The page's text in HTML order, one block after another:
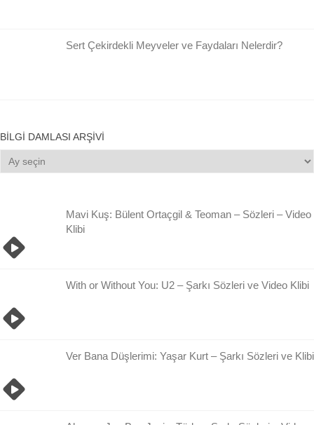
Sert Çekirdekli Meyveler ve Faydaları Nelerdir?
BILGI DAMLASI ARŞIVI
Bilgi
Damlası
Mavi Kuş: Bülent Ortaçgil & Teoman – Sözleri – Video
Klibi
With or Without You: U2 – Şarkı Sözleri ve Video Klibi
Ver Bana Düşlerimi: Yaşar Kurt – Şarkı Sözleri ve Klibi